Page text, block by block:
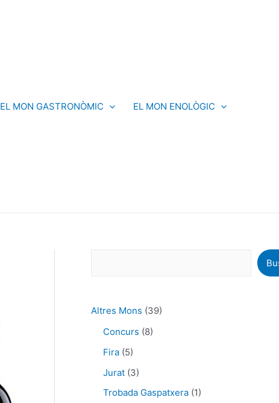
EL MON GASTRONÒMIC EL MON ENOLÒGIC
Altres Mons (39)
Concurs (8)
Fira (5)
Jurat (3)
Trobada Gaspatxera (1)